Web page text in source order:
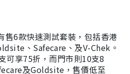
售6款快速測試套裝，包括香港
、Safecare、及V-Chek。
可享75折，而門市則10支8
及Goldsite，售價低至